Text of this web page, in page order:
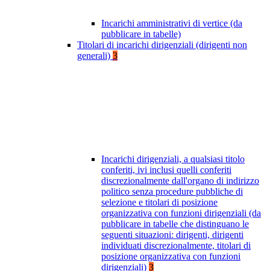
Incarichi amministrativi di vertice (da
pubblicare in tabelle)
Titolari di incarichi dirigenziali (dirigenti non
generali) 3
Incarichi dirigenziali, a qualsiasi titolo
conferiti, ivi inclusi quelli conferiti
discrezionalmente dall'organo di indirizzo
politico senza procedure pubbliche di
selezione e titolari di posizione
organizzativa con funzioni dirigenziali (da
pubblicare in tabelle che distinguano le
seguenti situazioni: dirigenti, dirigenti
individuati discrezionalmente, titolari di
posizione organizzativa con funzioni
dirigenziali) 3